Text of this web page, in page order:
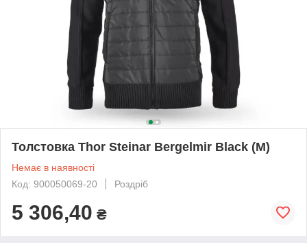
Толстовка Thor Steinar Bergelmir Black (M)
Немає в наявності
Код: 900050069-20
Роздріб
5 306,40 ₴